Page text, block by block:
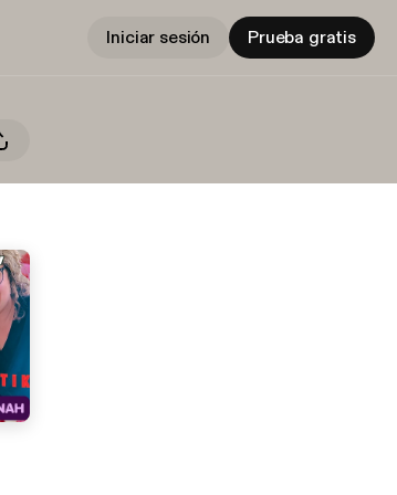
Iniciar sesión Prueba gratis